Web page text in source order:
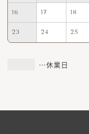
16 17 18
23 24 25
…休業日